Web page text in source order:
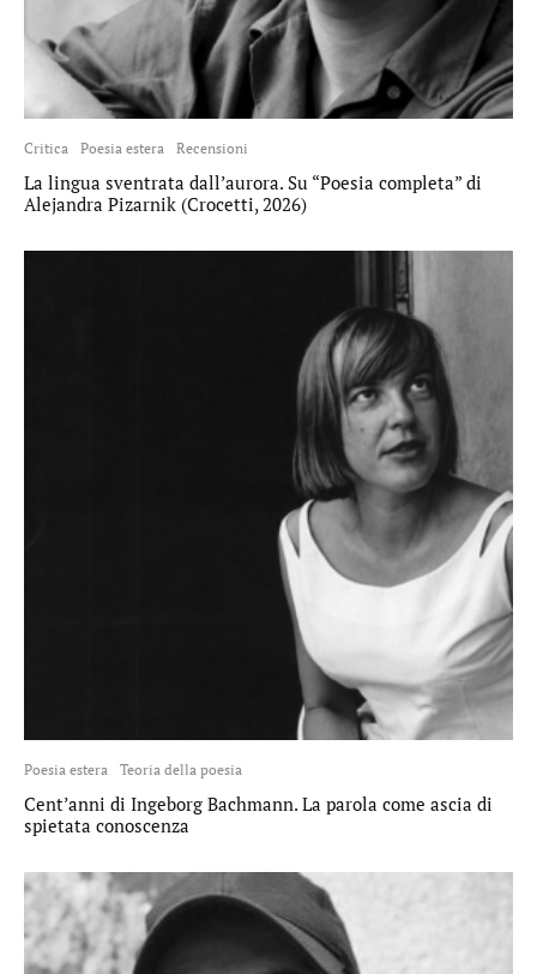
Critica Poesia estera Recensioni
La lingua sventrata dall’aurora. Su “Poesia completa” di
Alejandra Pizarnik (Crocetti, 2026)
Poesia estera Teoria della poesia
Cent’anni di Ingeborg Bachmann. La parola come ascia di
spietata conoscenza